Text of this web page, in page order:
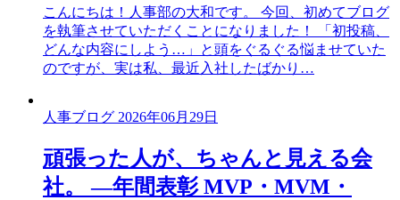
こんにちは！人事部の大和です。 今回、初めてブログ
を執筆させていただくことになりました！ 「初投稿、
どんな内容にしよう…」と頭をぐるぐる悩ませていた
のですが、実は私、最近入社したばかり…
人事ブログ 2026年06月29日
頑張った人が、ちゃんと見える会
社。 ―年間表彰 MVP・MVM・